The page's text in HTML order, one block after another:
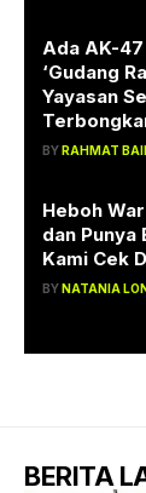
Ada AK-
‘Gudang
Yayasan
BYRAHMAT
Heboh
dan Punya
Kami Cek
BYNATANIA
BERITA